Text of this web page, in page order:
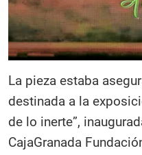
La pieza estaba
destinada a la
de lo inerte”,
CajaGranada